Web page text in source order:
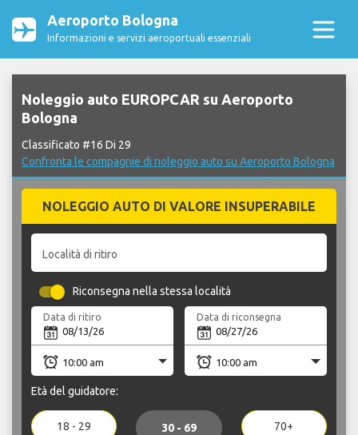
Aeroporto Bologna
Informazioni e servizi aeroportuali essenziali
Noleggio auto EUROPCAR su Aeroporto
Bologna
Classificato #16 Di 29
Confronta le compagnie di noleggio auto su Aeroporto Bologna
NOLEGGIO AUTO DI VALORE INSUPERABILE
Località di ritiro
Riconsegna nella stessa località
Data di ritiro Data di riconsegna
Età del guidatore:
18 - 29 30 - 69 70+